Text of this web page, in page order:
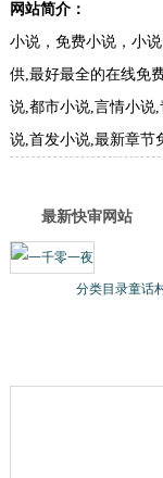
网站简介：
小说，免费小说，小
供,最好最全的在线免
说,都市小说,言情小说
说,首发小说,最新章节
最新快审网站